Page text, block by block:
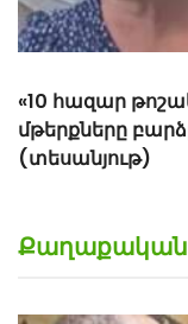
Քաղաքական